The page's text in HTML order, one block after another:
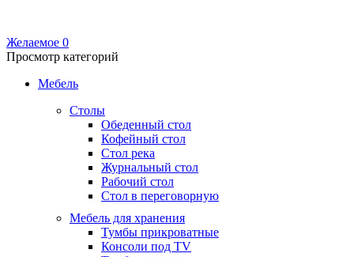
Желаемое 0
Просмотр категорий
Мебель
Столы
Обеденный стол
Кофейный стол
Стол река
Журнальный стол
Рабочий стол
Стол в переговорную
Мебель для хранения
Тумбы прикроватные
Консоли под TV